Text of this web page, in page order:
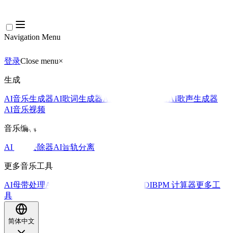
Navigation Menu
登录Close menu×
生成
AI音乐生成器AI歌词生成器AI歌曲翻唱生成器
AI歌声生成器
AI音乐视频
音乐编辑
AI人声去除器AI音轨分离
更多音乐工具
AI母带处理AI MIDI编辑器 AI 音频转MIDIBPM 计算器更多工
具
简体中文